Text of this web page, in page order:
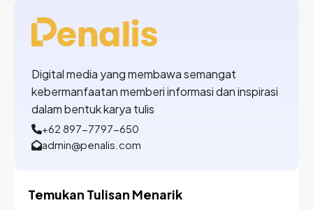
Digital media yang membawa semangat
kebermanfaatan memberi informasi dan inspirasi
dalam bentuk karya tulis
+62 897-7797-650
admin@penalis.com
Temukan Tulisan Menarik